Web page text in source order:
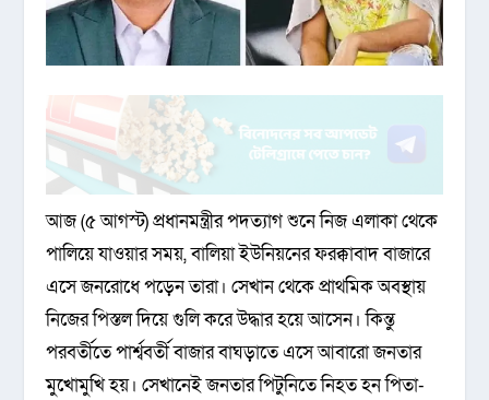
আজ (৫ আগস্ট) প্রধানমন্ত্রীর পদত্যাগ শুনে নিজ এলাকা থেকে
পালিয়ে যাওয়ার সময়, বালিয়া ইউনিয়নের ফরক্কাবাদ বাজারে
এসে জনরোধে পড়েন তারা। সেখান থেকে প্রাথমিক অবস্থায়
নিজের পিস্তল দিয়ে গুলি করে উদ্ধার হয়ে আসেন। কিন্তু
পরবর্তীতে পার্শ্ববর্তী বাজার বাঘড়াতে এসে আবারো জনতার
মুখোমুখি হয়। সেখানেই জনতার পিটুনিতে নিহত হন পিতা-